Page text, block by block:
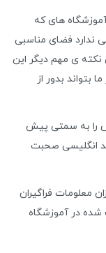
های که
ندارد فضای مناسبی
ی مهم دیگر این
بتواند بدور از
را به سمتی پیش
انگلیسی صحبت
معلومات فراگیران
شده در آموزشگاه